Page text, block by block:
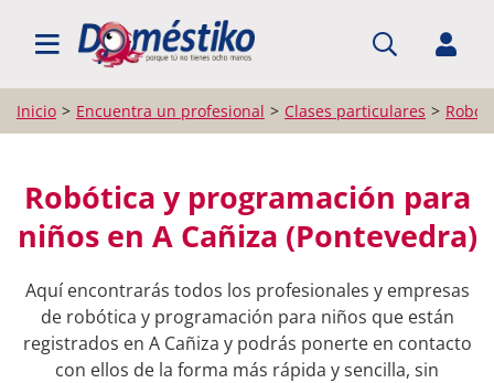
BUSCAR PROFESIONALES
Inicio Encuentra un profesional Clases particulares
Robótica y programación para
niños en A Cañiza (Pontevedra)
Aquí encontrarás todos los profesionales y empresas
de robótica y programación para niños que están
registrados en A Cañiza y podrás ponerte en contacto
con ellos de la forma más rápida y sencilla, sin